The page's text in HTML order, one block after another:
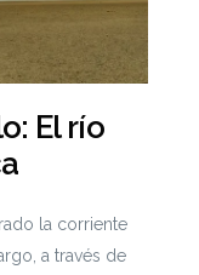
El río
la corriente
a través de